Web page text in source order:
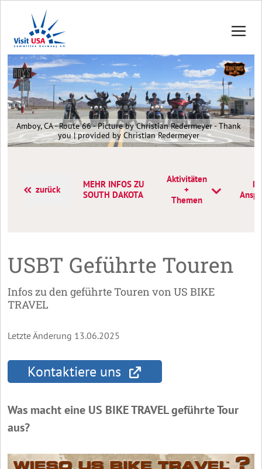
Amboy, CA - Route 66 - Picture by Christian Redermeyer - Thank
you | provided by Christian Redermeyer
zurück
MEHR INFOS ZU
SOUTH DAKOTA
Aktivitäten
+
Themen
USBT Geführte Touren
Infos zu den geführte Touren von US BIKE
TRAVEL
Letzte Änderung 13.06.2025
Kontaktiere uns
Was macht eine US BIKE TRAVEL geführte Tour
aus?